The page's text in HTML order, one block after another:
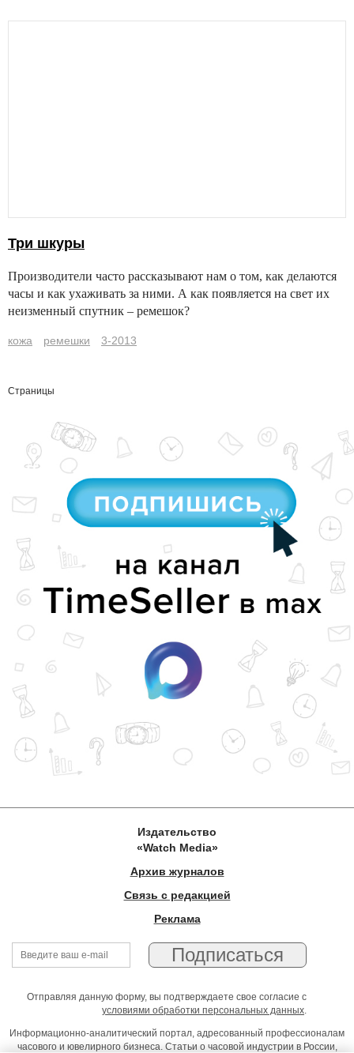
Три шкуры
Производители часто рассказывают нам о том, как делаются
часы и как ухаживать за ними. А как появляется на свет их
неизменный спутник – ремешок?
кожа ремешки 3-2013
Страницы
Издательство
«Watch Media»
Архив журналов
Связь с редакцией
Реклама
Отправляя данную форму, вы подтверждаете свое согласие с
условиями обработки персональных данных.
Информационно-аналитический портал, адресованный профессионалам
часового и ювелирного бизнеса. Статьи о часовой индустрии в России,